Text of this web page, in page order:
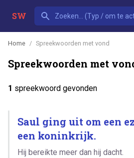
SW
Home Spreekwoorden met vond
Spreekwoorden met
1 spreekwoord gevonden
Saul ging uit om een
een koninkrijk.
Hij bereikte meer dan hij dacht.